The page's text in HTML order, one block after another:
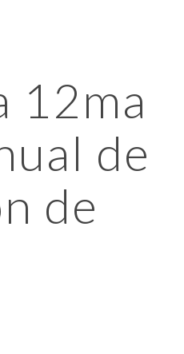
12ma
de
de